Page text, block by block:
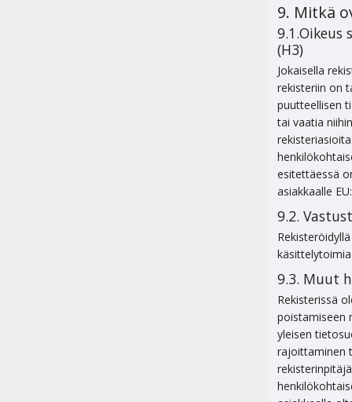
9. Mitkä
9.1.Oikeus
(H3)
Jokaisella
rekisteriin on
puutteellisen
tai vaatia
esitettäessä
asiakkaalle
9.2.
9.3. Muut
Rekisterissä
poistamiseen
yleisen
rajoittaminen